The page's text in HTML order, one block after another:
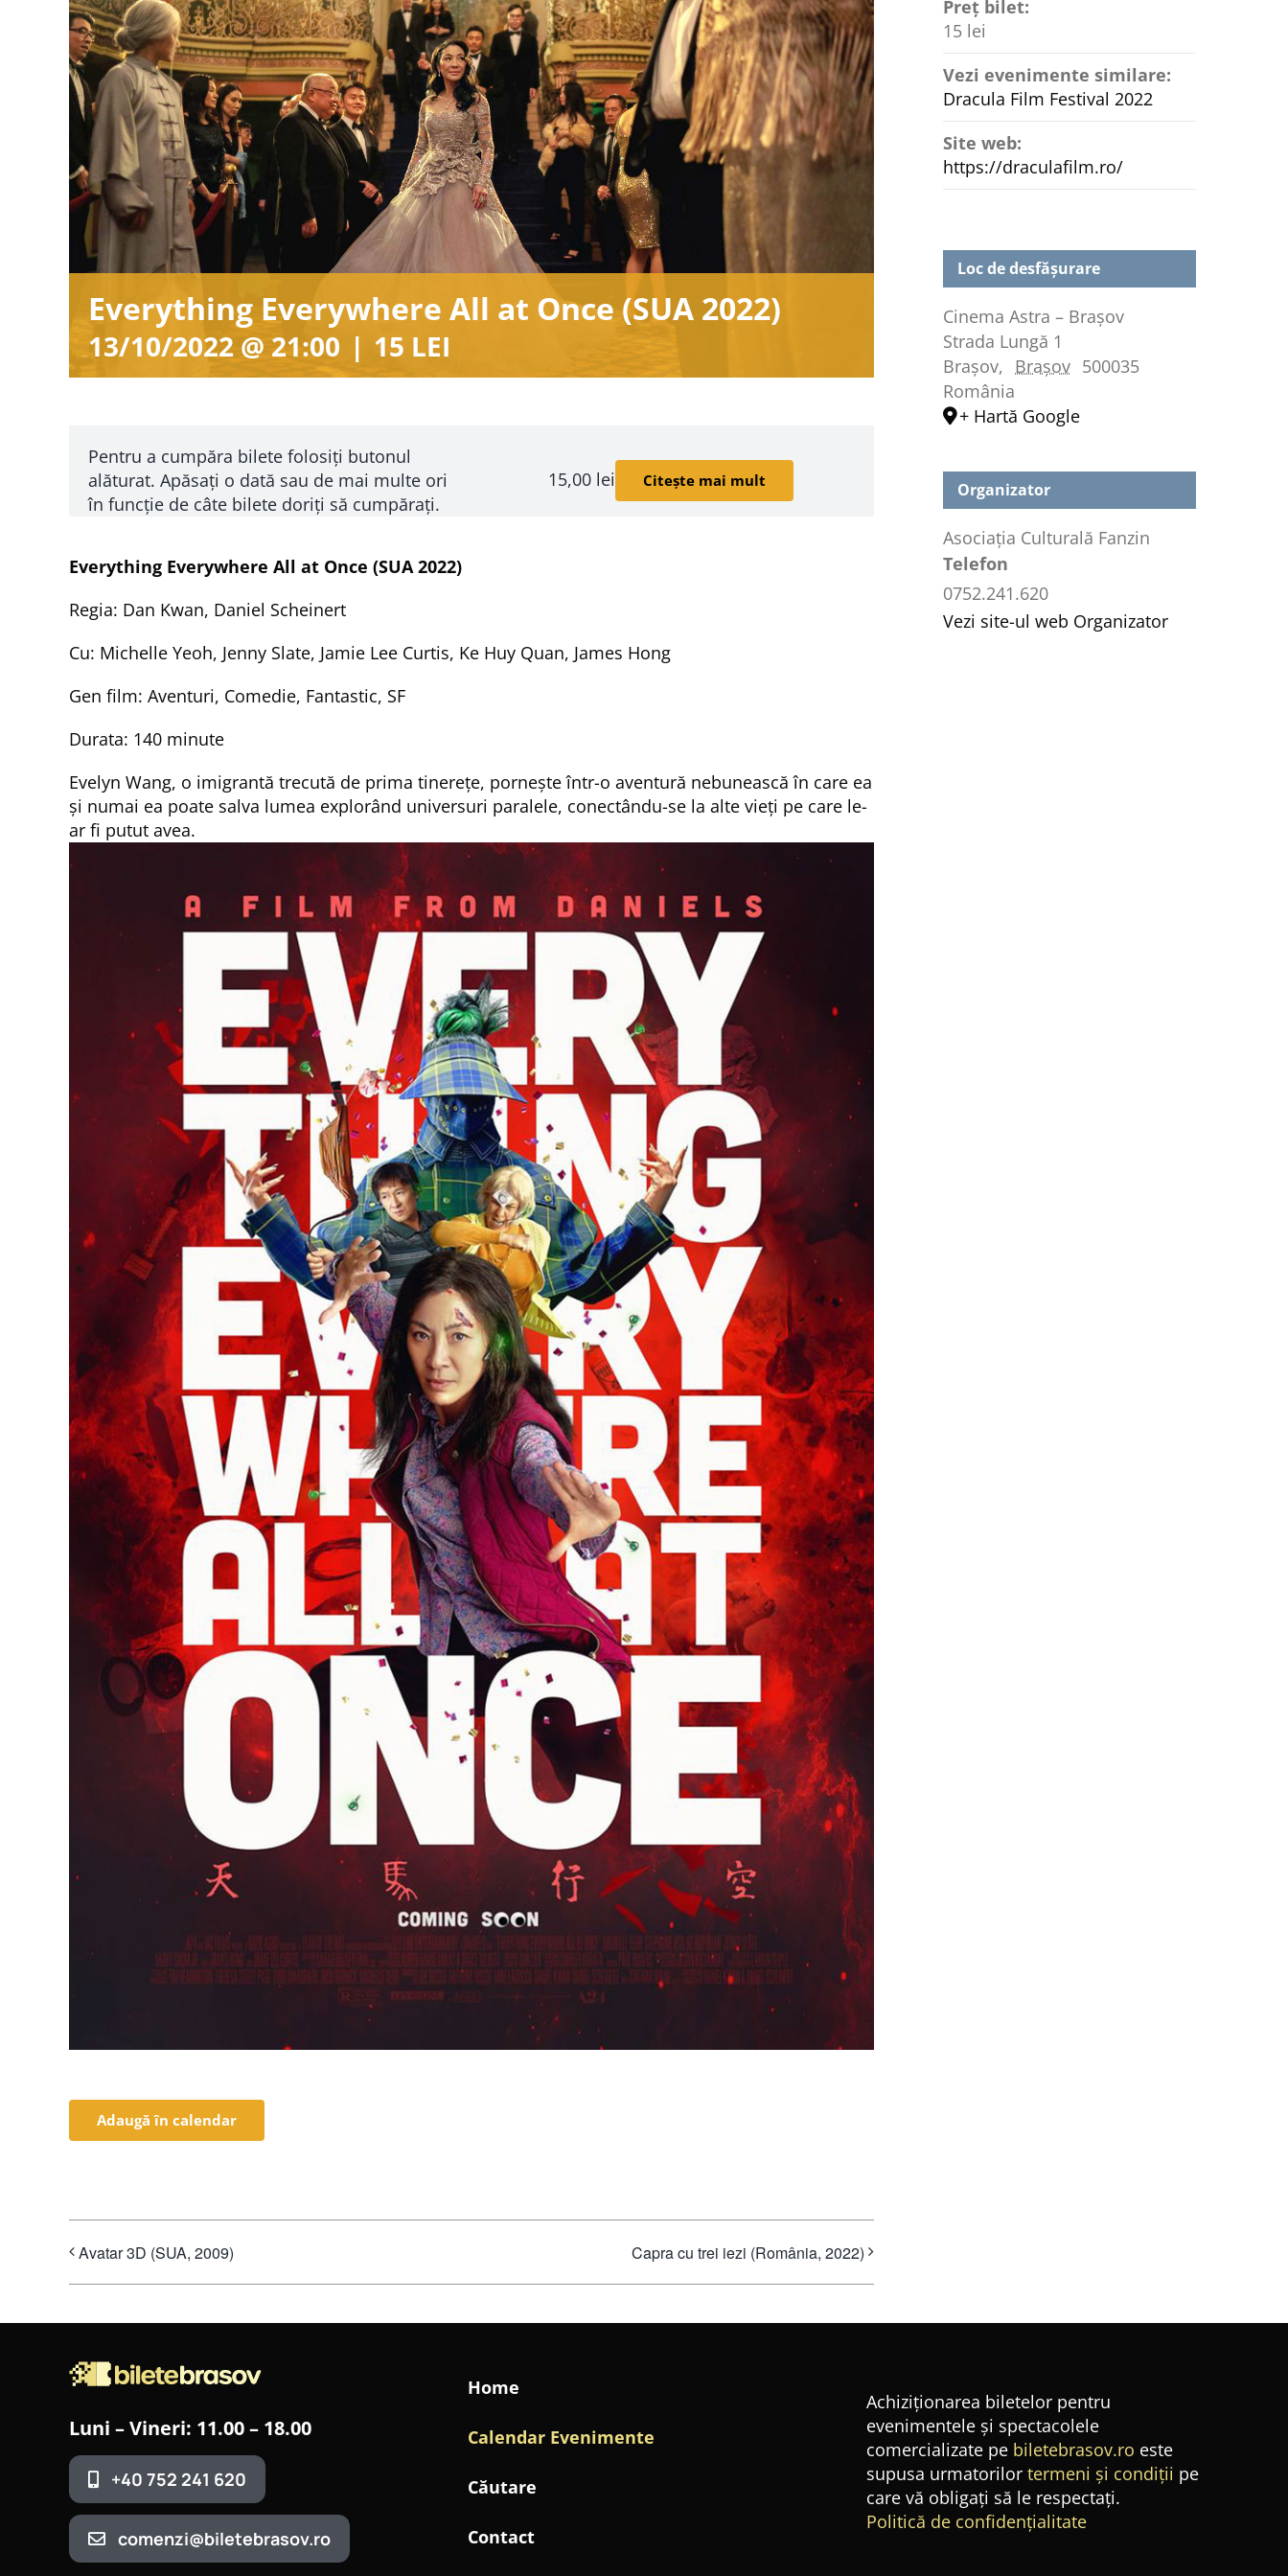
Everything Everywhere All at Once (SUA 2022)
13/10/2022 @ 21:00 | 15 LEI
Pentru a cumpăra bilete folosiți butonul
alăturat. Apăsați o dată sau de mai multe ori
în funcție de câte bilete doriți să cumpărați.
15,00 lei Citește mai mult
Everything Everywhere All at Once (SUA 2022)
Regia: Dan Kwan, Daniel Scheinert
Cu: Michelle Yeoh, Jenny Slate, Jamie Lee Curtis, Ke Huy Quan, James Hong
Gen film: Aventuri, Comedie, Fantastic, SF
Durata: 140 minute
Evelyn Wang, o imigrantă trecută de prima tinerețe, pornește într-o aventură nebunească în care ea
și numai ea poate salva lumea explorând universuri paralele, conectându-se la alte vieți pe care le-
ar fi putut avea.
Adaugă în calendar
Avatar 3D (SUA, 2009) Capra cu trei iezi (România, 2022)
Preț bilet:
15 lei
Vezi evenimente similare:
Dracula Film Festival 2022
Site web:
https://draculafilm.ro/
Loc de desfășurare
Cinema Astra – Brașov
Strada Lungă 1
Brașov, Brașov 500035
România
+ Hartă Google
Organizator
Asociația Culturală Fanzin
Telefon
0752.241.620
Vezi site-ul web Organizator
Luni – Vineri: 11.00 – 18.00
+40 752 241 620
comenzi@biletebrasov.ro
Home
Calendar Evenimente
Căutare
Contact
Achiziționarea biletelor pentru
evenimentele și spectacolele
comercializate pe biletebrasov.ro este
supusa urmatorilor termeni și condiții pe
care vă obligați să le respectați.
Politică de confidențialitate